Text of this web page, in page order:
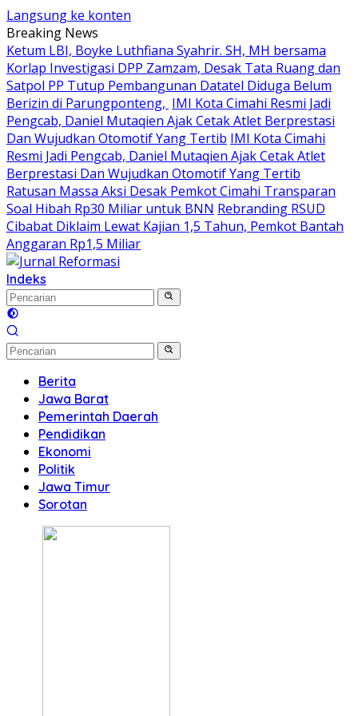
Langsung ke konten
Breaking News
Ketum LBI, Boyke Luthfiana Syahrir. SH, MH bersama
Korlap Investigasi DPP Zamzam, Desak Tata Ruang dan
Satpol PP Tutup Pembangunan Datatel Diduga Belum
Berizin di Parungponteng, IMI Kota Cimahi Resmi Jadi
Pengcab, Daniel Mutaqien Ajak Cetak Atlet Berprestasi
Dan Wujudkan Otomotif Yang Tertib IMI Kota Cimahi
Resmi Jadi Pengcab, Daniel Mutaqien Ajak Cetak Atlet
Berprestasi Dan Wujudkan Otomotif Yang Tertib
Ratusan Massa Aksi Desak Pemkot Cimahi Transparan
Soal Hibah Rp30 Miliar untuk BNN Rebranding RSUD
Cibabat Diklaim Lewat Kajian 1,5 Tahun, Pemkot Bantah
Anggaran Rp1,5 Miliar
Indeks
Berita
Jawa Barat
Pemerintah Daerah
Pendidikan
Ekonomi
Politik
Jawa Timur
Sorotan